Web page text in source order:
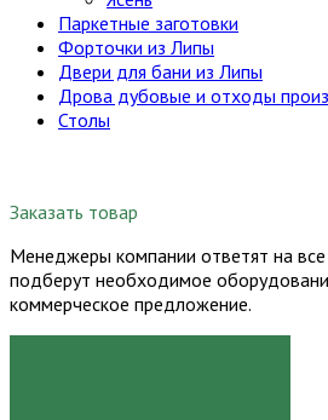
Паркетные заготовки
Форточки из Липы
Двери для бани из Липы
Дрова дубовые и отходы
Столы
Заказать товар
Менеджеры компании ответят на
подберут необходимое
коммерческое предложение.